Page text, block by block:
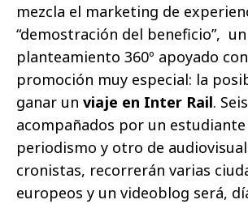
mezcla el marketing de
“demostración del beneficio”, un
planteamiento 360º apoyado
promoción muy especial: la
ganar un viaje en Inter Rail.
acompañados por un estudiante
periodismo y otro de
cronistas, recorrerán varias
europeos y un videoblog será,